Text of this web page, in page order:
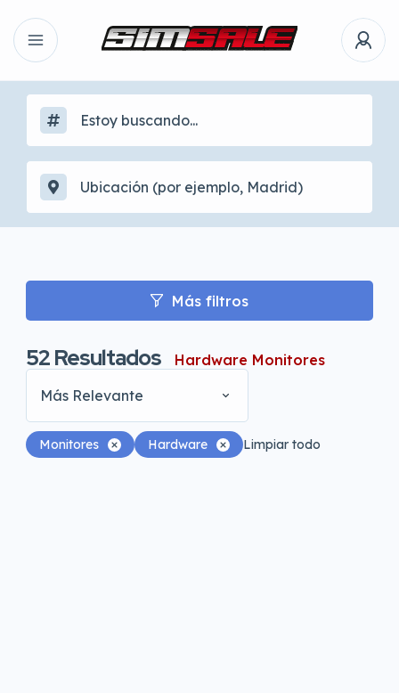
Más filtros
52Resultados
Hardware Monitores
Más Relevante
Monitores Hardware Limpiar todo